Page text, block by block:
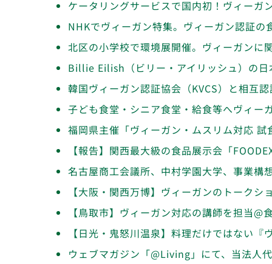
ケータリングサービスで国内初！ヴィーガ
NHKでヴィーガン特集。ヴィーガン認証
北区の小学校で環境展開催。ヴィーガンに
Billie Eilish（ビリー・アイリッシュ）の
韓国ヴィーガン認証協会（KVCS）と相互
子ども食堂・シニア食堂・給食等へヴィー
福岡県主催「ヴィーガン・ムスリム対応
【報告】関西最大級の食品展示会「
名古屋商工会議所、中村学園大学、事業構
【大阪・関西万博】ヴィーガンのトーク
【鳥取市】ヴィーガン対応の講師を担当
【日光・鬼怒川温泉】料理だけではない
ウェブマガジン「@Living」にて、当法人